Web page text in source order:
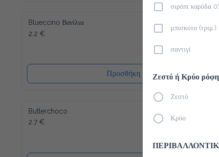
Blueccino Βανίλια
2.2 €
Προσθήκη
Butterchoco
2.7 €
σιρόπι καρύδα
μπισκότο (τριμ.)
σαντιγί
Ζεστό ή Κρύο
Ζεστό
Κρύο